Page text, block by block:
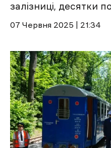
залізниці, десятки
07 Червня 2025 | 21:34